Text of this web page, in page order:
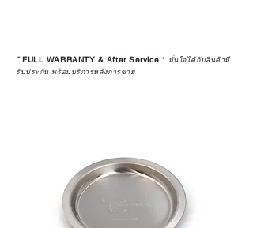
*FULL WARRANTY & After Service * มั่นใจได้กับสินค้ามี
รับประกัน พร้อมบริการหลังการขาย